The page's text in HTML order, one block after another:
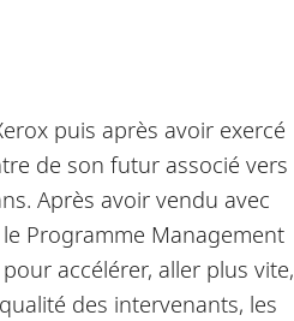
puis après avoir exercé
de son futur associé vers
Après avoir vendu avec
Programme Management
accélérer, aller plus vite,
des intervenants, les